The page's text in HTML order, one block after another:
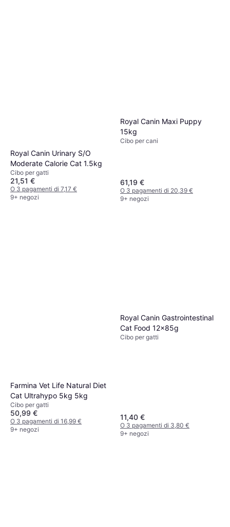
Royal Canin Urinary S/O
Moderate Calorie Cat 1.5kg
Cibo per gatti
21,51 €
O 3 pagamenti di 7,17 €
9+ negozi
Royal Canin Maxi Puppy
15kg
Cibo per cani
61,19 €
O 3 pagamenti di 20,39 €
9+ negozi
Farmina Vet Life Natural Diet
Cat Ultrahypo 5kg 5kg
Cibo per gatti
50,99 €
O 3 pagamenti di 16,99 €
9+ negozi
Royal Canin Gastrointestinal
Cat Food 12x85g
Cibo per gatti
11,40 €
O 3 pagamenti di 3,80 €
9+ negozi